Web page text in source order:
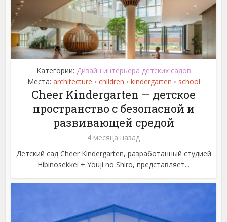
Категории: Дизайн интерьера детских садов
Места: architecture • children • kindergarten • school
Cheer Kindergarten — детское
пространство с безопасной и
развивающей средой
4 месяца назад
Детский сад Cheer Kindergarten, разработанный студией
Hibinosekkei + Youji no Shiro, представляет...